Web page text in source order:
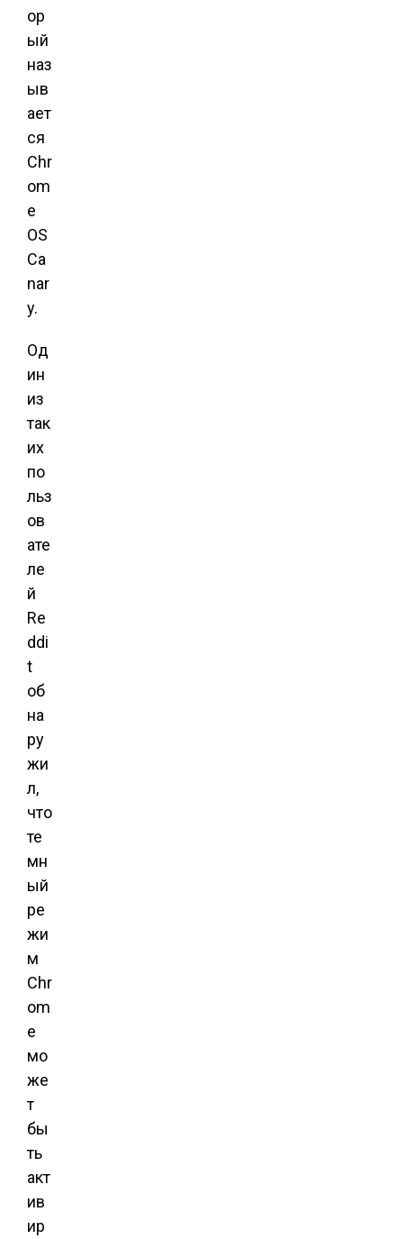
ор
ый
наз
ыв
ает
ся
Chr
om
e
OS
Ca
nar
y.
Од
ин
из
так
их
по
льз
ов
ате
ле
й
Re
ddi
t
об
на
ру
жи
л,
что
те
мн
ый
ре
жи
м
Chr
om
e
мо
же
т
бы
ть
акт
ив
ир